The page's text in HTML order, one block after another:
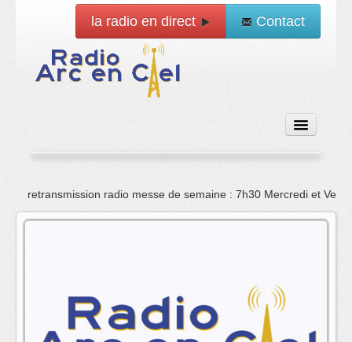
la radio en direct Contact
Accueil
Emissions
La radio
retransmission radio messe de semaine : 7h30 Mercredi et